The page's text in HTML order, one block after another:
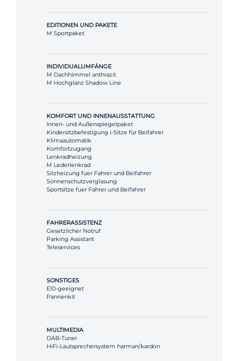
EDITIONEN UND PAKETE
M Sportpaket
INDIVIDUALUMFÄNGE
M Dachhimmel anthrazit
M Hochglanz Shadow Line
KOMFORT UND INNENAUSSTATTUNG
Innen- und Außenspiegelpaket
Kindersitzbefestigung i-Sitze für Beifahrer
Klimaautomatik
Komfortzugang
Lenkradheizung
M Lederlenkrad
Sitzheizung fuer Fahrer und Beifahrer
Sonnenschutzverglasung
Sportsitze fuer Fahrer und Beifahrer
FAHRERASSISTENZ
Gesetzlicher Notruf
Parking Assistant
Teleservices
SONSTIGES
E10-geeignet
Pannenkit
MULTIMEDIA
DAB-Tuner
HiFi-Lautsprechersystem harman/kardon